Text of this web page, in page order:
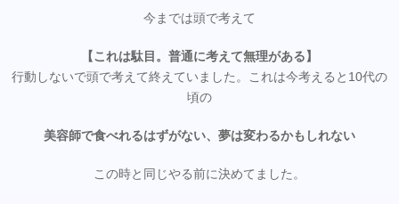
今までは頭で考えて
【これは駄目。普通に考えて無理がある】
行動しないで頭で考えて終えていました。これは今考えると10代の
頃の
美容師で食べれるはずがない、夢は変わるかもしれない
この時と同じやる前に決めてました。